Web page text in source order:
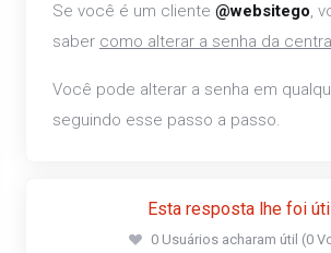
Se você é um cliente @websitego,
saber como alterar a senha da
Você pode alterar a senha em
seguindo esse passo a passo.
Esta resposta lhe foi
0 Usuários acharam útil (0